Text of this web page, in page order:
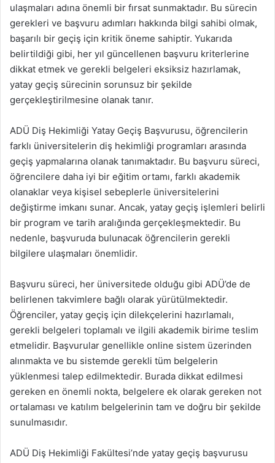
ulaşmaları adına önemli bir fırsat sunmaktadır. Bu sürecin
gerekleri ve başvuru adımları hakkında bilgi sahibi olmak,
başarılı bir geçiş için kritik öneme sahiptir. Yukarıda
belirtildiği gibi, her yıl güncellenen başvuru kriterlerine
dikkat etmek ve gerekli belgeleri eksiksiz hazırlamak,
yatay geçiş sürecinin sorunsuz bir şekilde
gerçekleştirilmesine olanak tanır.
ADÜ Diş Hekimliği Yatay Geçiş Başvurusu, öğrencilerin
farklı üniversitelerin diş hekimliği programları arasında
geçiş yapmalarına olanak tanımaktadır. Bu başvuru süreci,
öğrencilere daha iyi bir eğitim ortamı, farklı akademik
olanaklar veya kişisel sebeplerle üniversitelerini
değiştirme imkanı sunar. Ancak, yatay geçiş işlemleri belirli
bir program ve tarih aralığında gerçekleşmektedir. Bu
nedenle, başvuruda bulunacak öğrencilerin gerekli
bilgilere ulaşmaları önemlidir.
Başvuru süreci, her üniversitede olduğu gibi ADÜ’de de
belirlenen takvimlere bağlı olarak yürütülmektedir.
Öğrenciler, yatay geçiş için dilekçelerini hazırlamalı,
gerekli belgeleri toplamalı ve ilgili akademik birime teslim
etmelidir. Başvurular genellikle online sistem üzerinden
alınmakta ve bu sistemde gerekli tüm belgelerin
yüklenmesi talep edilmektedir. Burada dikkat edilmesi
gereken en önemli nokta, belgelere ek olarak gereken not
ortalaması ve katılım belgelerinin tam ve doğru bir şekilde
sunulmasıdır.
ADÜ Diş Hekimliği Fakültesi’nde yatay geçiş başvurusu